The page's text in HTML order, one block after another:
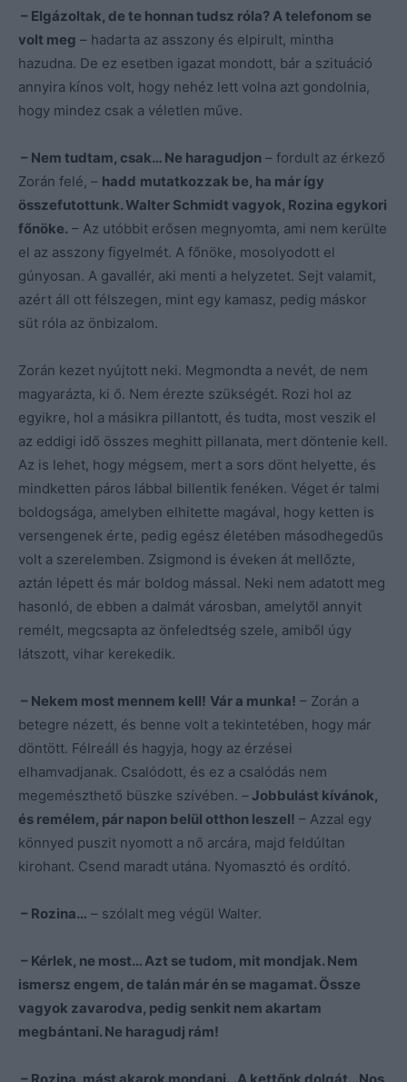
– Elgázoltak, de te honnan tudsz róla? A telefonom se
volt meg – hadarta az asszony és elpirult, mintha
hazudna. De ez esetben igazat mondott, bár a szituáció
annyira kínos volt, hogy nehéz lett volna azt gondolnia,
hogy mindez csak a véletlen műve.
– Nem tudtam, csak… Ne haragudjon – fordult az érkező
Zorán felé, – hadd mutatkozzak be, ha már így
összefutottunk. Walter Schmidt vagyok, Rozina egykori
főnöke. – Az utóbbit erősen megnyomta, ami nem kerülte
el az asszony figyelmét. A főnöke, mosolyodott el
gúnyosan. A gavallér, aki menti a helyzetet. Sejt valamit,
azért áll ott félszegen, mint egy kamasz, pedig máskor
süt róla az önbizalom.
Zorán kezet nyújtott neki. Megmondta a nevét, de nem
magyarázta, ki ő. Nem érezte szükségét. Rozi hol az
egyikre, hol a másikra pillantott, és tudta, most veszik el
az eddigi idő összes meghitt pillanata, mert döntenie kell.
Az is lehet, hogy mégsem, mert a sors dönt helyette, és
mindketten páros lábbal billentik fenéken. Véget ér talmi
boldogsága, amelyben elhitette magával, hogy ketten is
versengenek érte, pedig egész életében másodhegedűs
volt a szerelemben. Zsigmond is éveken át mellőzte,
aztán lépett és már boldog mással. Neki nem adatott meg
hasonló, de ebben a dalmát városban, amelytől annyit
remélt, megcsapta az önfeledtség szele, amiből úgy
látszott, vihar kerekedik.
– Nekem most mennem kell! Vár a munka! – Zorán a
betegre nézett, és benne volt a tekintetében, hogy már
döntött. Félreáll és hagyja, hogy az érzései
elhamvadjanak. Csalódott, és ez a csalódás nem
megemészthető büszke szívében. –Jobbulást kívánok,
és remélem, pár napon belül otthon leszel! – Azzal egy
könnyed puszit nyomott a nő arcára, majd feldúltan
kirohant. Csend maradt utána. Nyomasztó és ordító.
– Rozina… – szólalt meg végül Walter.
– Kérlek, ne most… Azt se tudom, mit mondjak. Nem
ismersz engem, de talán már én se magamat. Össze
vagyok zavarodva, pedig senkit nem akartam
megbántani. Ne haragudj rám!